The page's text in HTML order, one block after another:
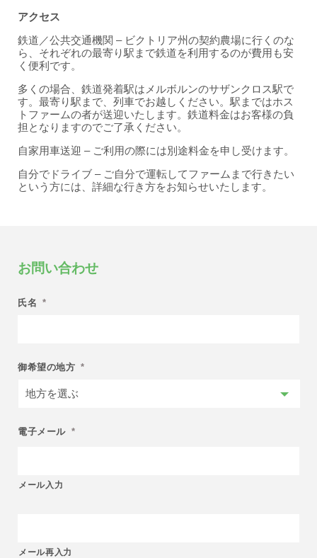
アクセス
鉄道／公共交通機関 – ビクトリア州の契約農場に行くのな
ら、それぞれの最寄り駅まで鉄道を利用するのが費用も安
く便利です。
多くの場合、鉄道発着駅はメルボルンのサザンクロス駅で
す。最寄り駅まで、列車でお越しください。駅まではホス
トファームの者が送迎いたします。鉄道料金はお客様の負
担となりますのでご了承ください。
自家用車送迎 – ご利用の際には別途料金を申し受けます。
自分でドライブ – ご自分で運転してファームまで行きたい
という方には、詳細な行き方をお知らせいたします。
お問い合わせ
氏名 *
御希望の地方 *
電子メール *
メール入力
メール再入力